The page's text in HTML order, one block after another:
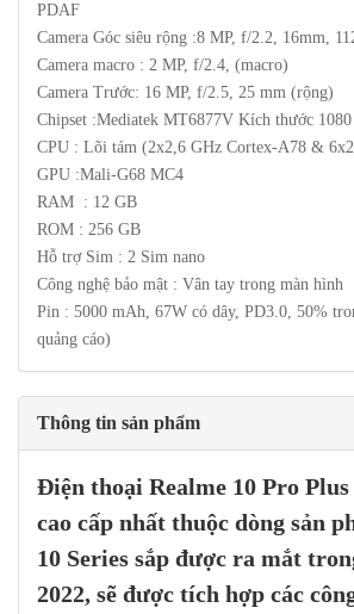
PDAF
Camera Góc siêu rộng :8 MP, f/2.2, 16mm,
Camera macro : 2 MP, f/2.4, (macro)
Camera Trước: 16 MP, f/2.5, 25 mm (rộng)
Chipset :Mediatek MT6877V Kích thước
CPU : Lõi tám (2x2,6 GHz Cortex-A78 &
GPU :Mali-G68 MC4
RAM : 12 GB
ROM : 256 GB
Hỗ trợ Sim : 2 Sim nano
Công nghệ bảo mật : Vân tay trong màn hình
Pin : 5000 mAh, 67W có dây, PD3.0, 50%
quảng cáo)
Thông tin sản phẩm
Điện thoại Realme 10 Pro Plus
cao cấp nhất thuộc dòng sản
10 Series sắp được ra mắt
2022, sẽ được tích hợp các